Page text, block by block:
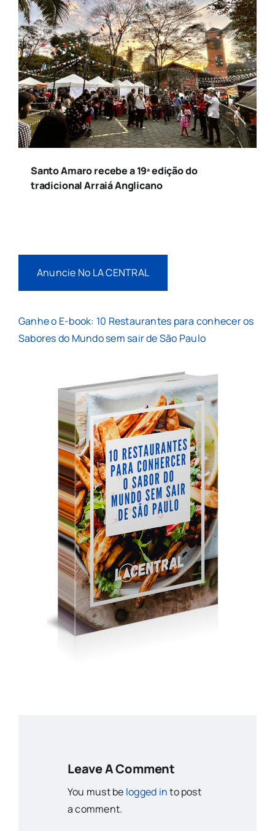
Santo Amaro recebe a 19ª edição do
tradicional Arraiá Anglicano
Anuncie No LA CENTRAL
Ganhe o E-book: 10 Restaurantes para conhecer os
Sabores do Mundo sem sair de São Paulo
Leave A Comment
You must be logged into post
a comment.